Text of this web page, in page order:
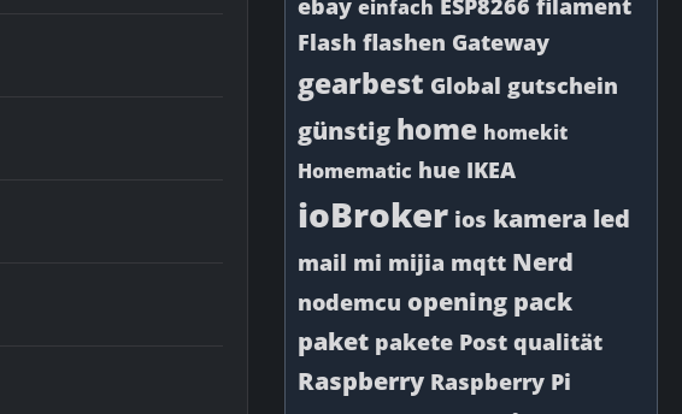
ebay einfach ESP8266 filament
Flash flashen Gateway
gearbest Global gutschein
günstig home homekit
Homematic hue IKEA
ioBroker ios kamera led
mail mi mijia mqtt Nerd
nodemcu opening pack
paket pakete Post qualität
Raspberry Raspberry Pi